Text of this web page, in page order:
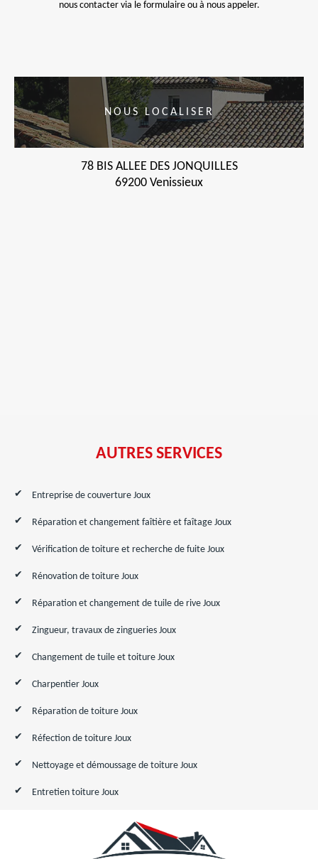
nous contacter via le formulaire ou à nous appeler.
NOUS LOCALISER
78 BIS ALLEE DES JONQUILLES
69200 Venissieux
AUTRES SERVICES
Entreprise de couverture Joux
Réparation et changement faîtière et faîtage Joux
Vérification de toiture et recherche de fuite Joux
Rénovation de toiture Joux
Réparation et changement de tuile de rive Joux
Zingueur, travaux de zingueries Joux
Changement de tuile et toiture Joux
Charpentier Joux
Réparation de toiture Joux
Réfection de toiture Joux
Nettoyage et démoussage de toiture Joux
Entretien toiture Joux